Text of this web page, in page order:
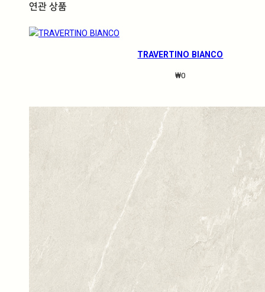
연관 상품
TRAVERTINO BIANCO
₩0